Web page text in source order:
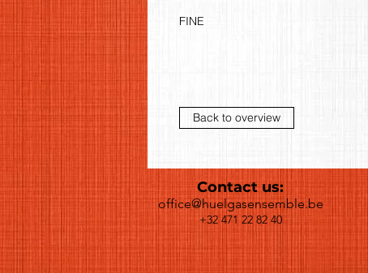
FINE
Back to overview
Contact us:
office@huelgasensemble.be
+32 471 22 82 40